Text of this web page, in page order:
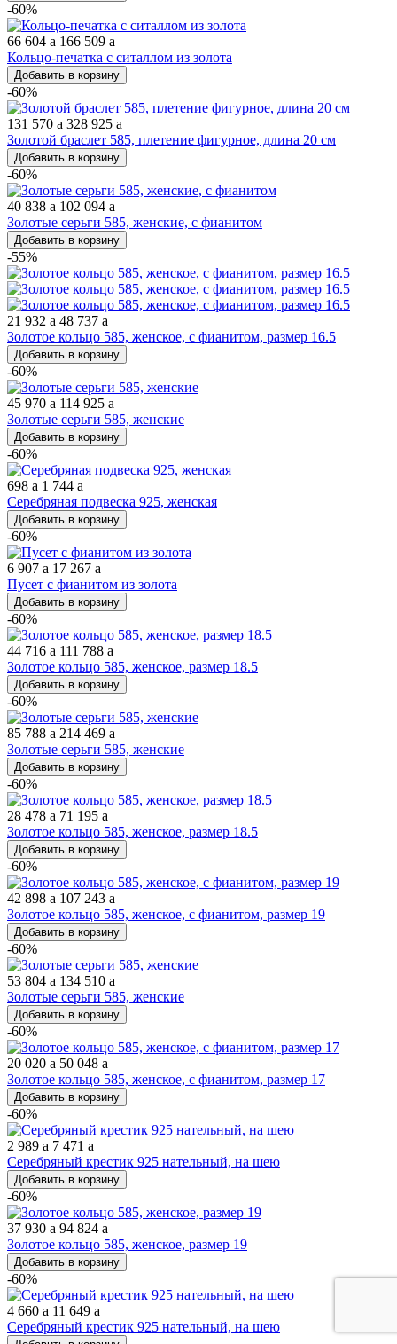
-60%
66 604 a 166 509 a
Кольцо-печатка с ситаллом из золота
Добавить в корзину
-60%
131 570 a 328 925 a
Золотой браслет 585, плетение фигурное, длина 20 см
Добавить в корзину
-60%
40 838 a 102 094 a
Золотые серьги 585, женские, с фианитом
Добавить в корзину
-55%
21 932 a 48 737 a
Золотое кольцо 585, женское, с фианитом, размер 16.5
Добавить в корзину
-60%
45 970 a 114 925 a
Золотые серьги 585, женские
Добавить в корзину
-60%
698 a 1 744 a
Серебряная подвеска 925, женская
Добавить в корзину
-60%
6 907 a 17 267 a
Пусет с фианитом из золота
Добавить в корзину
-60%
44 716 a 111 788 a
Золотое кольцо 585, женское, размер 18.5
Добавить в корзину
-60%
85 788 a 214 469 a
Золотые серьги 585, женские
Добавить в корзину
-60%
28 478 a 71 195 a
Золотое кольцо 585, женское, размер 18.5
Добавить в корзину
-60%
42 898 a 107 243 a
Золотое кольцо 585, женское, с фианитом, размер 19
Добавить в корзину
-60%
53 804 a 134 510 a
Золотые серьги 585, женские
Добавить в корзину
-60%
20 020 a 50 048 a
Золотое кольцо 585, женское, с фианитом, размер 17
Добавить в корзину
-60%
2 989 a 7 471 a
Серебряный крестик 925 нательный, на шею
Добавить в корзину
-60%
37 930 a 94 824 a
Золотое кольцо 585, женское, размер 19
Добавить в корзину
-60%
4 660 a 11 649 a
Серебряный крестик 925 нательный, на шею